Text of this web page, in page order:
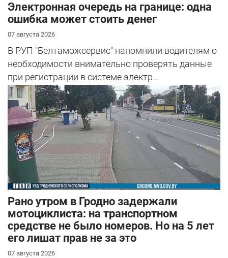
Электронная очередь на границе: одна
ошибка может стоить денег
07 августа 2026
В РУП "Белтаможсервис" напомнили водителям о
необходимости внимательно проверять данные
при регистрации в системе электр...
Рано утром в Гродно задержали
мотоциклиста: на транспортном
средстве не было номеров. Но на 5 лет
его лишат прав не за это
07 августа 2026